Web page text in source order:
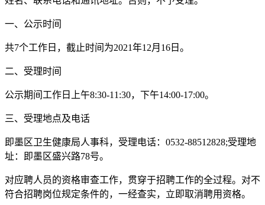
一、公示时间
共7个工作日，截止时间为2021年12月16日。
二、受理时间
公示期间工作日上午8:30-11:30，下午14:00-17:00。
三、受理地点及电话
即墨区卫生健康局人事科，受理电话：0532-88512828;受理地
址：即墨区盛兴路78号。
对应聘人员的资格审查工作，贯穿于招聘工作的全过程。对不
符合招聘岗位规定条件的，一经查实，立即取消聘用资格。